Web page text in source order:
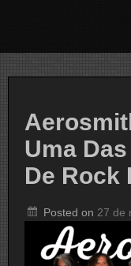
Uma
De Rock
Posted on 27 de